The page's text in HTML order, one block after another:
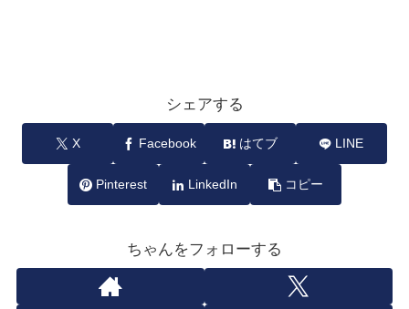
シェアする
X Facebook はてブ LINE
Pinterest LinkedIn コピー
ちゃんをフォローする